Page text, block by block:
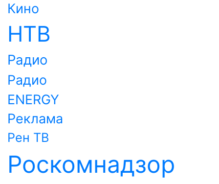
Кино
НТВ
Радио
Радио
ENERGY
Реклама
Рен ТВ
Роскомнадзор